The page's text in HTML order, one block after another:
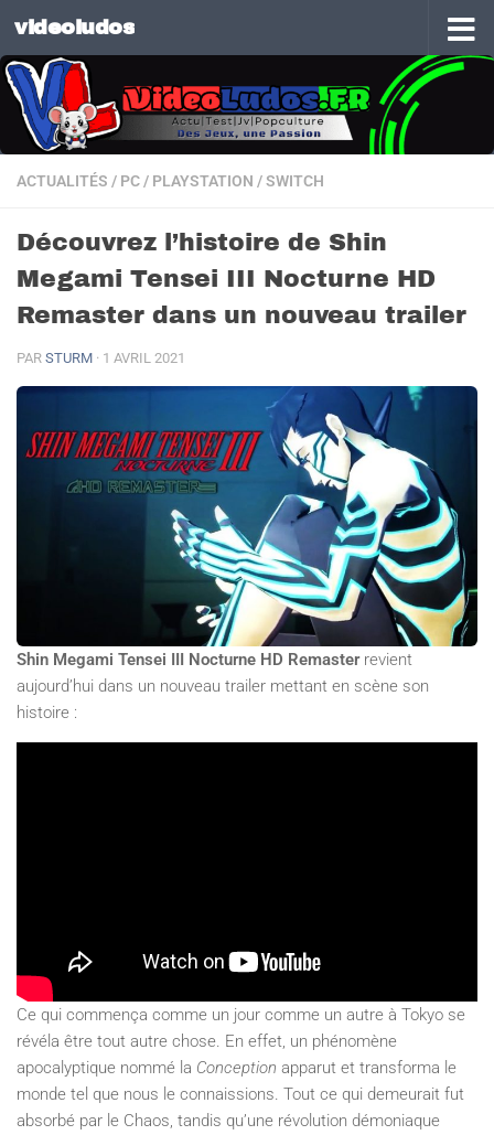
Skip to content
videoludos
ACTUALITÉS / PC/ PLAYSTATION /SWITCH
Découvrez l’histoire de Shin
Megami Tensei III Nocturne HD
Remaster dans un nouveau trailer
PAR STURM · 1 AVRIL 2021
Shin Megami Tensei III Nocturne HD Remaster revient
aujourd’hui dans un nouveau trailer mettant en scène son
histoire :
Ce qui commença comme un jour comme un autre à Tokyo se
révéla être tout autre chose. En effet, un phénomène
apocalyptique nommé la Conception apparut et transforma le
monde tel que nous le connaissions. Tout ce qui demeurait fut
absorbé par le Chaos, tandis qu’une révolution démoniaque